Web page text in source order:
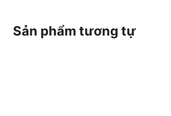
Sản phẩm tương tự